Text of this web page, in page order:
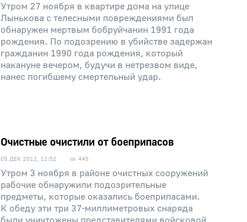
Утром 27 ноября в квартире дома на улице
Лынькова с телесными повреждениями был
обнаружен мертвым бобруйчанин 1991 года
рождения. По подозрению в убийстве задержан
гражданин 1990 года рождения, который
накануне вечером, будучи в нетрезвом виде,
нанес погибшему смертельный удар.
Очистные очистили от боеприпасов
05 ДЕК 2012, 12:52 445
Утром 3 ноября в районе очистных сооружений
рабочие обнаружили подозрительные
предметы, которые оказались боеприпасами.
К обеду эти три 37-миллиметровых снаряда